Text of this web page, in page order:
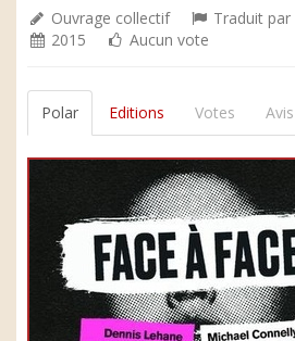
Ouvrage collectif Traduit par
2015
Aucun vote
Polar Editions Votes Avis